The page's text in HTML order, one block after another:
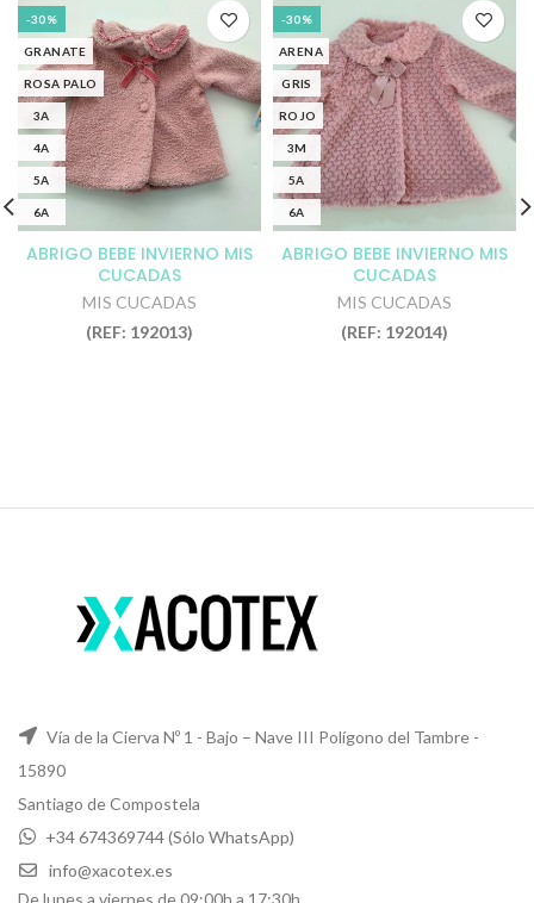
-30%
GRANATE
ROSA PALO
3A
4A
5A
6A
ABRIGO BEBE INVIERNO MIS
CUCADAS
MIS CUCADAS
(REF: 192013)
-30%
ARENA
GRIS
ROJO
3M
5A
6A
ABRIGO BEBE INVIERNO MIS
CUCADAS
MIS CUCADAS
(REF: 192014)
Vía de la Cierva Nº 1 - Bajo – Nave III Polígono del Tambre -
15890
Santiago de Compostela
+34 674369744 (Sólo WhatsApp)
info@xacotex.es
De lunes a viernes de 09:00h a 17:30h